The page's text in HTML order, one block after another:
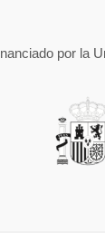
por la